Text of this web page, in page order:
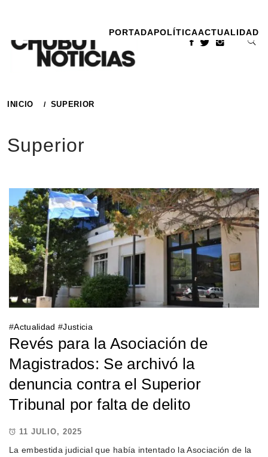
contenido
PORTADAPOLÍTICAACTUALIDAD
INICIO SUPERIOR
Superior
#Actualidad #Justicia
Revés para la Asociación de
Magistrados: Se archivó la
denuncia contra el Superior
Tribunal por falta de delito
11 JULIO, 2025
La embestida judicial que había intentado la Asociación de la